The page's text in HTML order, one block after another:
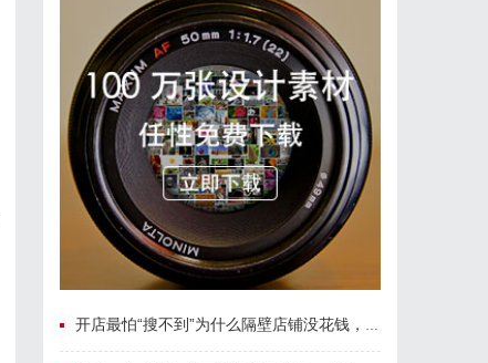
开店最怕“搜不到”为什么隔壁店铺没花钱，ai却天天给他免费派单？